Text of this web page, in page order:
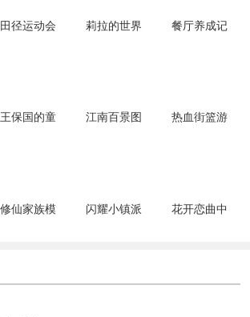
田径运动会
莉拉的世界
餐厅养成记
王保国的童
江南百景图
热血街篮游
修仙家族模
闪耀小镇派
花开恋曲中